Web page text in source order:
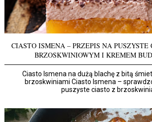
CIASTO ISMENA – PRZEPIS NA PUSZYSTE
BRZOSKWINIOWYM I KREMEM
Ciasto Ismena na dużą blachę z bitą
brzoskwiniami Ciasto Ismena –
puszyste ciasto z